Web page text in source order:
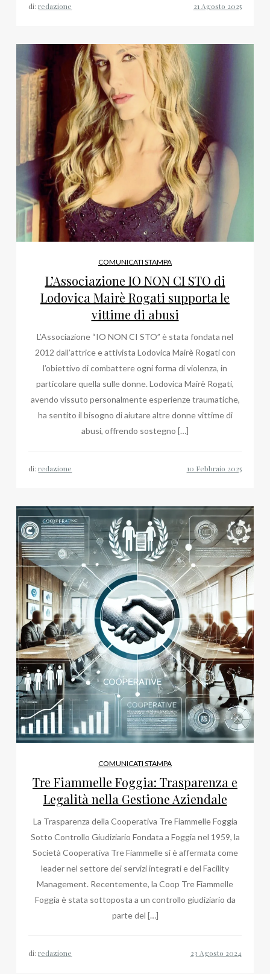
di:redazione
COMUNICATI STAMPA
L’Associazione IO NON CI STO di
Lodovica Mairè Rogati supporta le
vittime di abusi
L’Associazione “IO NON CI STO” è stata fondata nel
2012 dall’attrice e attivista Lodovica Mairè Rogati con
l’obiettivo di combattere ogni forma di violenza, in
particolare quella sulle donne. Lodovica Mairè Rogati,
avendo vissuto personalmente esperienze traumatiche,
ha sentito il bisogno di aiutare altre donne vittime di
abusi, offrendo sostegno […]
di:redazione
COMUNICATI STAMPA
Tre Fiammelle Foggia: Trasparenza e
Legalità nella Gestione Aziendale
La Trasparenza della Cooperativa Tre Fiammelle Foggia
Sotto Controllo Giudiziario Fondata a Foggia nel 1959, la
Società Cooperativa Tre Fiammelle si è affermata come
leader nel settore dei servizi integrati e del Facility
Management. Recentemente, la Coop Tre Fiammelle
Foggia è stata sottoposta a un controllo giudiziario da
parte del […]
di:redazione